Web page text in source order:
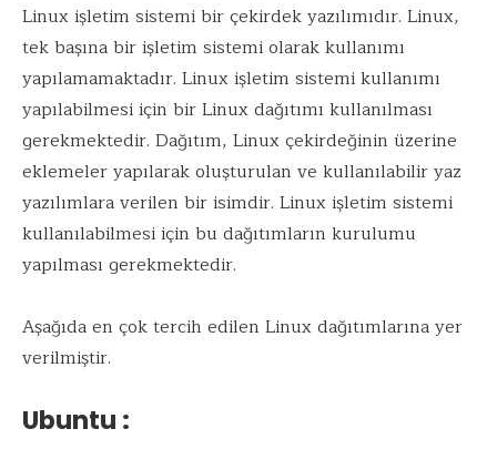
Linux işletim sistemi bir çekirdek yazılımıdır. Linux,
tek başına bir işletim sistemi olarak kullanımı
yapılamamaktadır. Linux işletim sistemi kullanımı
yapılabilmesi için bir Linux dağıtımı kullanılması
gerekmektedir. Dağıtım, Linux çekirdeğinin üzerine
eklemeler yapılarak oluşturulan ve kullanılabilir yaz
yazılımlara verilen bir isimdir. Linux işletim sistemi
kullanılabilmesi için bu dağıtımların kurulumu
yapılması gerekmektedir.
Aşağıda en çok tercih edilen Linux dağıtımlarına yer
verilmiştir.
Ubuntu :